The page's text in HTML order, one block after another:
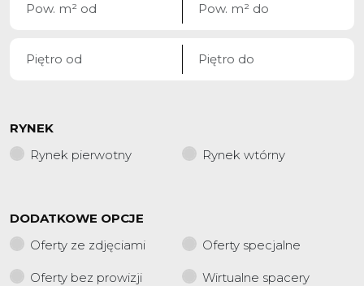
RYNEK
Rynek pierwotny
Rynek wtórny
DODATKOWE OPCJE
Oferty ze zdjęciami
Oferty specjalne
Oferty bez prowizji Wirtualne spacery